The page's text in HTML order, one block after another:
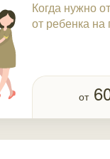
Когда нужно
от ребенка на
от